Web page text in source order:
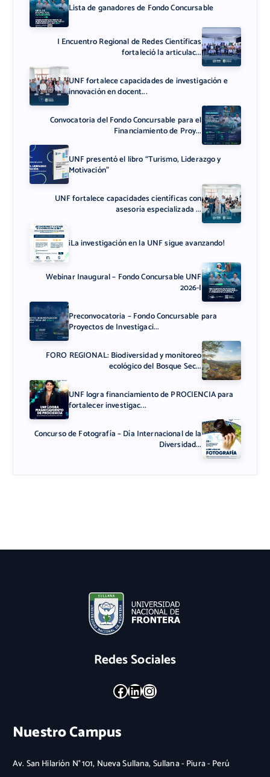
Lista de ganadores de Fondo Concursable
I Encuentro Regional de Redes Científicas
fortaleció la articulac...
UNF fortalece capacidades de investigación e
innovación en docent...
Convocatoria del Fondo Concursable para el
Financiamiento de Proy...
UNF presentó el libro “Turismo, Liderazgo y
Motivación”
UNF fortalece capacidades científicas con
asesoría especializada ...
¡La investigación en la UNF sigue avanzando!
Webinar Inaugural – Fondo Concursable UNF
2026-I
Preconvocatoria – Fondo Concursable para
Proyectos de Investigaci...
FORO REGIONAL: Biodiversidad y monitoreo
ecológico del Bosque Sec...
UNF logra financiamiento de PROCIENCIA para
fortalecer investigac...
Concurso de Fotografía – Día Internacional de la
Diversidad...
Redes Sociales
Facebook LinkedIn Instagram
Nuestro Campus
Av. San Hilarión N° 101, Nueva Sullana, Sullana - Piura - Perú